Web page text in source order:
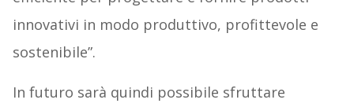
innovativi in modo produttivo, profittevole e
sostenibile”.
In futuro sarà quindi possibile sfruttare